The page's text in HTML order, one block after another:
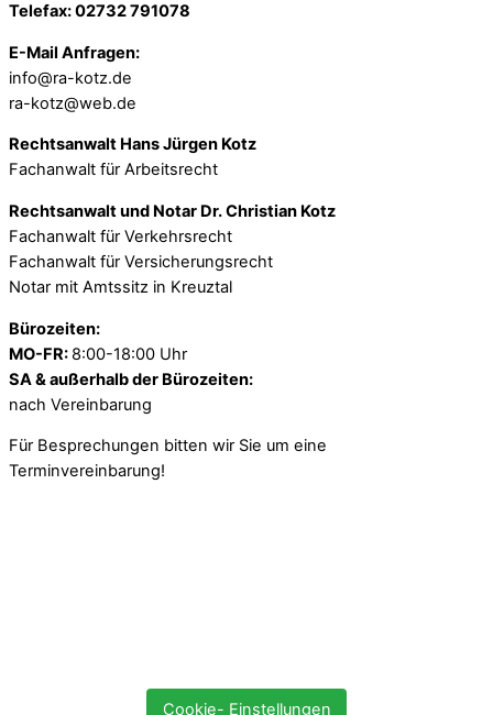
Telefax: 02732 791078
E-Mail Anfragen:
info@ra-kotz.de
ra-kotz@web.de
Rechtsanwalt Hans Jürgen Kotz
Fachanwalt für Arbeitsrecht
Rechtsanwalt und Notar Dr. Christian Kotz
Fachanwalt für Verkehrsrecht
Fachanwalt für Versicherungsrecht
Notar mit Amtssitz in Kreuztal
Bürozeiten:
MO-FR: 8:00-18:00 Uhr
SA & außerhalb der Bürozeiten:
nach Vereinbarung
Für Besprechungen bitten wir Sie um eine
Terminvereinbarung!
Cookie- Einstellungen